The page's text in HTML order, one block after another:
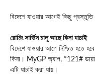
বিদেশে যাওয়ার আগেই কিছু প্রস্তুতি
রোমিং সার্ভিস চালু আছে কিনা যাচাই
বিদেশে যাওয়ার আগে নিশ্চিত হতে
কিনা। MyGP অ্যাপ, *121#
এটি যাচাই করা যায়।